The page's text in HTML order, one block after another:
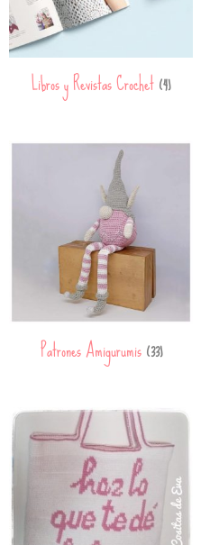
Libros y Revistas Crochet(4)
Patrones Amigurumis(33)